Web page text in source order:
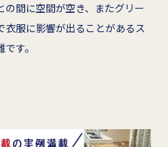
の間に空間が空き、またグリー
衣服に影響が出ることがあるス
す。